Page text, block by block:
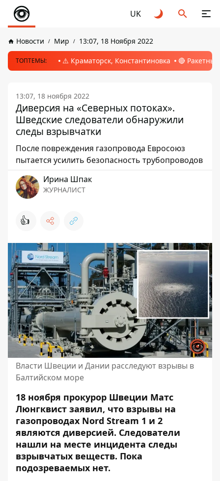
UK
Новости Мир 13:07, 18 Ноября 2022
ТОПТЕМЫ: ⚠️ Краматорск, Константиновка 🔴
13:07, 18 ноября 2022
Диверсия на «Северных потоках».
Шведские следователи обнаружили
следы взрывчатки
После повреждения газопровода Евросоюз
пытается усилить безопасность трубопроводов
Ирина Шпак
ЖУРНАЛИСТ
👍
Власти Швеции и Дании расследуют взрывы в
Балтийском море
18 ноября прокурор Швеции Матс
Люнгквист заявил, что взрывы на
газопроводах Nord Stream 1 и 2
являются диверсией. Следователи
нашли на месте инцидента следы
взрывчатых веществ. Пока
подозреваемых нет.